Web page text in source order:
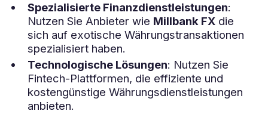
Spezialisierte Finanzdienstleistungen:
Nutzen Sie Anbieter wie Millbank FXdie
sich auf exotische Währungstransaktionen
spezialisiert haben.
Technologische Lösungen: Nutzen Sie
Fintech-Plattformen, die effiziente und
kostengünstige Währungsdienstleistungen
anbieten.